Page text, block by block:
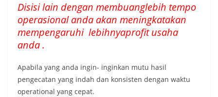
Disisi lain dengan membuanglebih tempo
operasional anda akan meningkatakan
mempengaruhi lebihnyaprofit usaha
anda .
Apabila yang anda ingin- inginkan mutu hasil
pengecatan yang indah dan konsisten dengan waktu
operational yang cepat.